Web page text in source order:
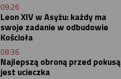
09:26
Leon XIV w Asyżu: każdy ma
swoje zadanie w odbudowie
Kościoła
08:36
Najlepszą obroną przed pokusą
jest ucieczka